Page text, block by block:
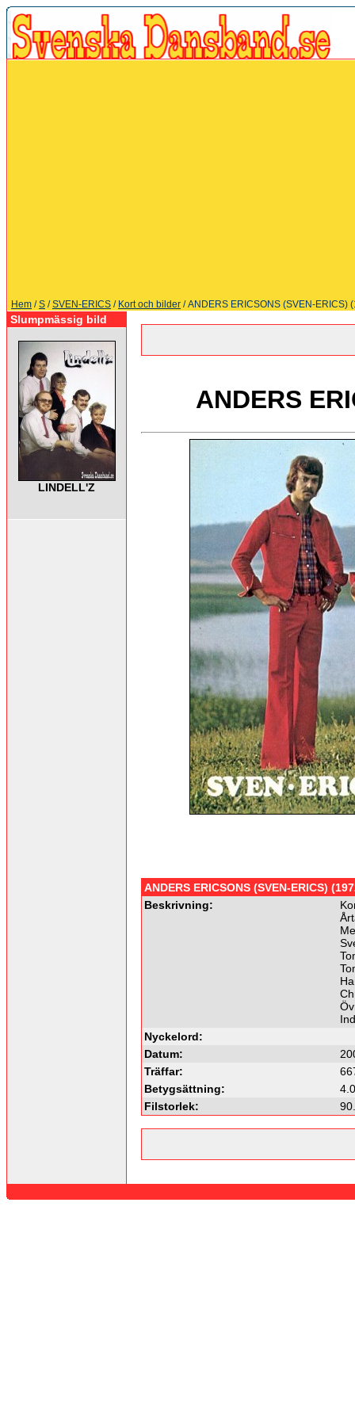
Hem /S /SVEN-ERICS / Kort och bilder / ANDERS ERICSONS (SVEN-ERICS)
Slumpmässig bild
LINDELL'Z
ANDERS
ANDERS ERICSONS (SVEN-ERICS)
Beskrivning:
Nyckelord:
Datum:
Träffar:
Betygsättning:
Filstorlek: